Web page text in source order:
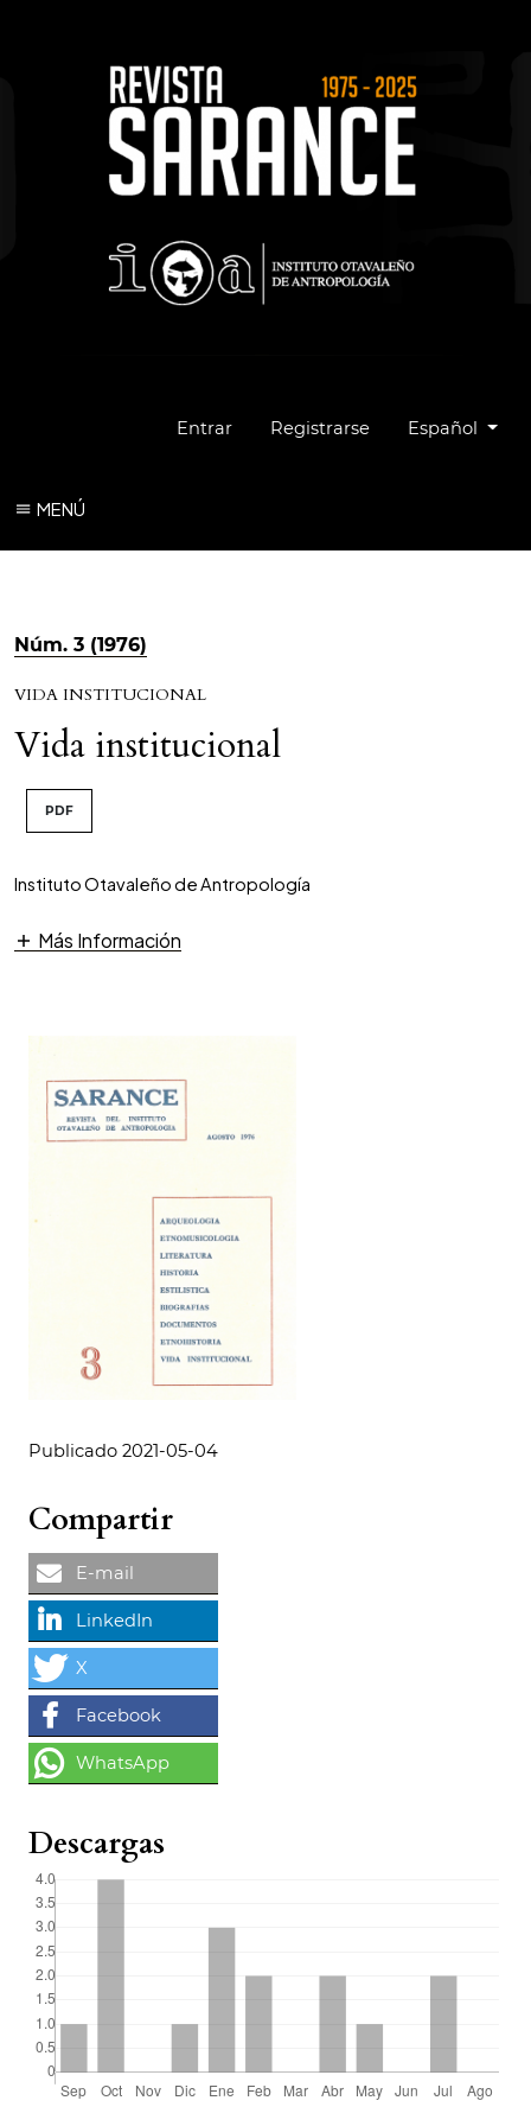
Entrar Registrarse Cambiar el
Español
MENÚ
Núm. 3 (1976)
VIDA INSTITUCIONAL
Vida institucional
PDF
Instituto Otavaleño de Antropología
Más Información
Publicado 2021-05-04
Compartir
Descargas